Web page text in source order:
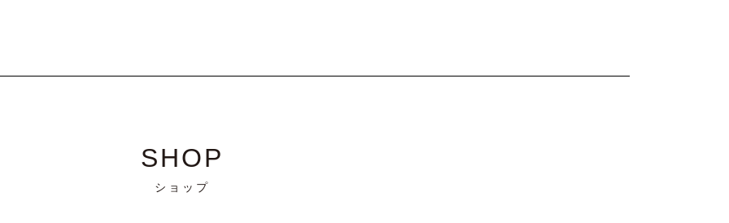
SHOP
ショップ